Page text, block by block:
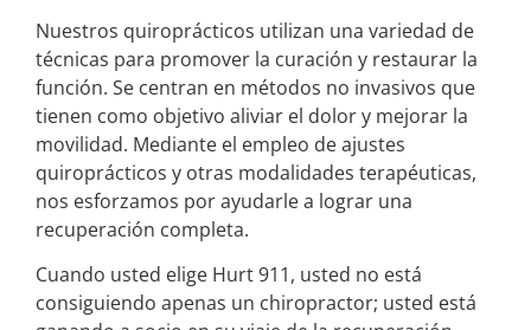
Nuestros quiroprácticos utilizan una variedad de
técnicas para promover la curación y restaurar la
función. Se centran en métodos no invasivos que
tienen como objetivo aliviar el dolor y mejorar la
movilidad. Mediante el empleo de ajustes
quiroprácticos y otras modalidades terapéuticas,
nos esforzamos por ayudarle a lograr una
recuperación completa.
Cuando usted elige Hurt 911, usted no está
consiguiendo apenas un chiropractor; usted está